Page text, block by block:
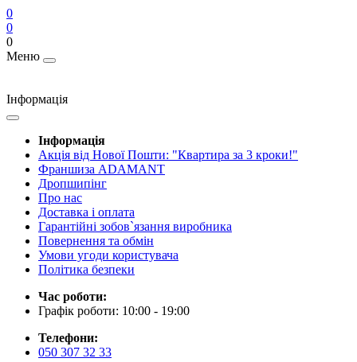
0
0
0
Меню
Інформація
Інформація
Акція від Нової Пошти: "Квартира за 3 кроки!"
Франшиза ADAMANT
Дропшипінг
Про нас
Доставка і оплата
Гарантійні зобов`язання виробника
Повернення та обмін
Умови угоди користувача
Політика безпеки
Час роботи:
Графік роботи: 10:00 - 19:00
Телефони:
050 307 32 33